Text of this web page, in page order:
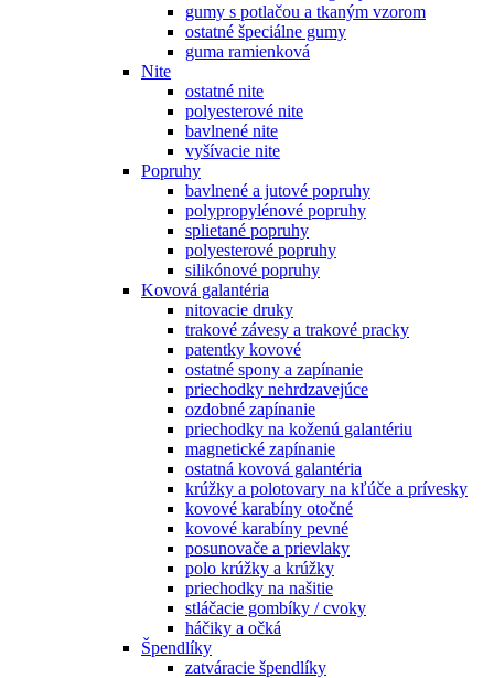
gumy s potlačou a tkaným vzorom
ostatné špeciálne gumy
guma ramienková
Nite
ostatné nite
polyesterové nite
bavlnené nite
vyšívacie nite
Popruhy
bavlnené a jutové popruhy
polypropylénové popruhy
splietané popruhy
polyesterové popruhy
silikónové popruhy
Kovová galantéria
nitovacie druky
trakové závesy a trakové pracky
patentky kovové
ostatné spony a zapínanie
priechodky nehrdzavejúce
ozdobné zapínanie
priechodky na koženú galantériu
magnetické zapínanie
ostatná kovová galantéria
krúžky a polotovary na kľúče a prívesky
kovové karabíny otočné
kovové karabíny pevné
posunovače a prievlaky
polo krúžky a krúžky
priechodky na našitie
stláčacie gombíky / cvoky
háčiky a očká
Špendlíky
zatváracie špendlíky